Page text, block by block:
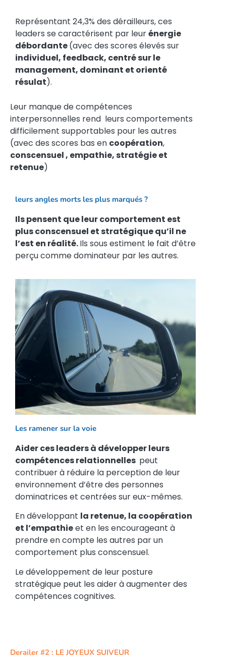
Représentant 24,3% des dérailleurs, ces
leaders se caractérisent par leurénergie
débordante(avec des scores élevés sur
individuel, feedback, centré sur le
management, dominant et orienté
résulat).
Leur manque de compétences
interpersonnelles rend leurs comportements
difficilement supportables pour les autres
(avec des scores bas en coopération,
conscensuel , empathie, stratégie et
retenue)
leurs angles morts les plus marqués ?
Ils pensent que leur comportement est
plus conscensuel et stratégique qu’il ne
l’est en réalité.Ils sous estiment le fait d’être
perçu comme dominateur par les autres.
Les ramener sur la voie
Aider ces leaders à développer leurs
compétences relationnelles peut
contribuer à réduire la perception de leur
environnement d’être des personnes
dominatrices et centrées sur eux-mêmes.
Endéveloppant la retenue, la coopération
et l’empathieet en les encourageant à
prendre en compte les autres par un
comportement plus conscensuel.
Le développement de leur posture
stratégique peut les aider à augmenter des
compétences cognitives.
Derailer #2 : LE JOYEUX SUIVEUR